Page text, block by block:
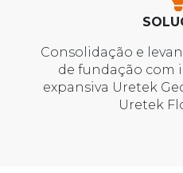
Consolidação e
de fundação com
expansiva Uretek
Uretek